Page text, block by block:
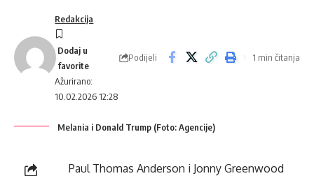
Ažurirano:
10.02.2026 12:28
Redakcija
Podijeli 1 min čitanja
Melania i Donald Trump (Foto: Agencije)
Paul Thomas Anderson i Jonny Greenwood